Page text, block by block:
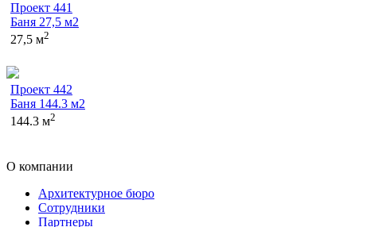
Проект 441
Баня 27,5 м2
27,5 м2
Проект 442
Баня 144.3 м2
144.3 м2
О компании
Архитектурное бюро
Сотрудники
Партнеры